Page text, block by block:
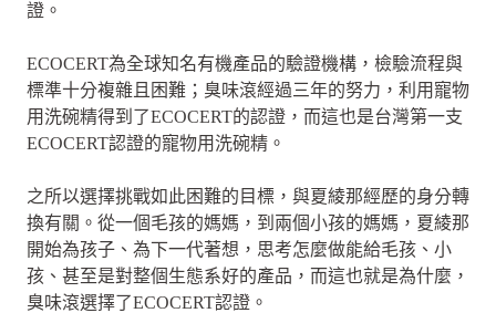
證。
ECOCERT為全球知名有機產品的驗證機構，檢驗流程與
標準十分複雜且困難；臭味滾經過三年的努力，利用寵物
用洗碗精得到了ECOCERT的認證，而這也是台灣第一支
ECOCERT認證的寵物用洗碗精。
之所以選擇挑戰如此困難的目標，與夏綾那經歷的身分轉
換有關。從一個毛孩的媽媽，到兩個小孩的媽媽，夏綾那
開始為孩子、為下一代著想，思考怎麼做能給毛孩、小
孩、甚至是對整個生態系好的產品，而這也就是為什麼，
臭味滾選擇了ECOCERT認證。